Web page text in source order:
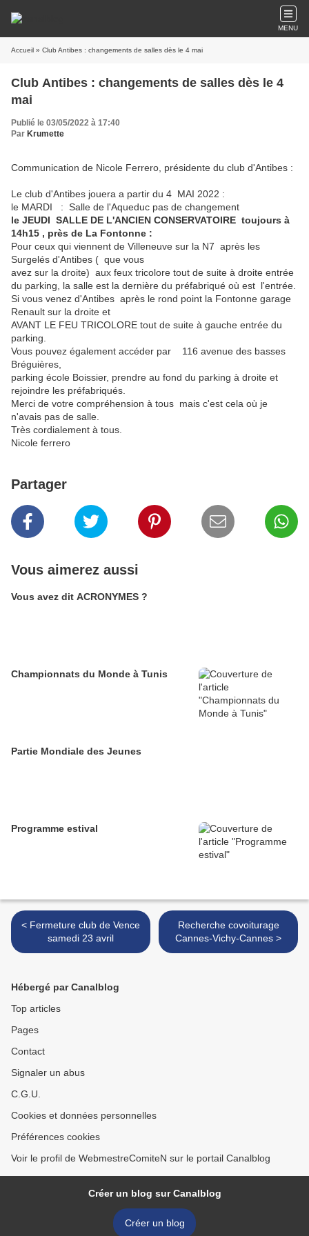
MENU
Accueil » Club Antibes : changements de salles dès le 4 mai
Club Antibes : changements de salles dès le 4
mai
Publié le 03/05/2022 à 17:40
Par Krumette
Communication de Nicole Ferrero, présidente du club d'Antibes :
Le club d'Antibes jouera a partir du 4 MAI 2022 :
le MARDI : Salle de l'Aqueduc pas de changement
le JEUDI SALLE DE L'ANCIEN CONSERVATOIRE toujours à
14h15 , près de La Fontonne :
Pour ceux qui viennent de Villeneuve sur la N7 après les
Surgelés d'Antibes ( que vous
avez sur la droite) aux feux tricolore tout de suite à droite entrée
du parking, la salle est la dernière du préfabriqué où est l'entrée.
Si vous venez d'Antibes après le rond point la Fontonne garage
Renault sur la droite et
AVANT LE FEU TRICOLORE tout de suite à gauche entrée du
parking.
Vous pouvez également accéder par 116 avenue des basses
Bréguières,
parking école Boissier, prendre au fond du parking à droite et
rejoindre les préfabriqués.
Merci de votre compréhension à tous mais c'est cela où je
n'avais pas de salle.
Très cordialement à tous.
Nicole ferrero
Partager
Vous aimerez aussi
Vous avez dit ACRONYMES ?
Championnats du Monde à Tunis
Partie Mondiale des Jeunes
Programme estival
< Fermeture club de Vence
samedi 23 avril
Recherche covoiturage
Cannes-Vichy-Cannes >
Hébergé par Canalblog
Top articles
Pages
Contact
Signaler un abus
C.G.U.
Cookies et données personnelles
Préférences cookies
Voir le profil de WebmestreComiteN sur le portail Canalblog
Créer un blog sur Canalblog
Créer un blog